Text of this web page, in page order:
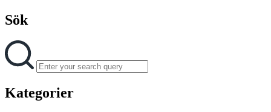
Sök
Search
for:
Kategorier